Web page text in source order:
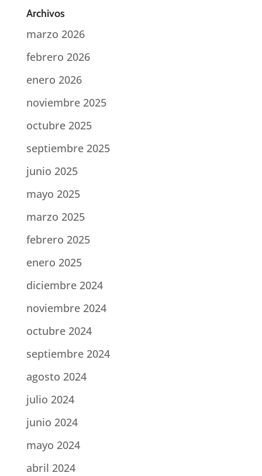
Archivos
marzo 2026
febrero 2026
enero 2026
noviembre 2025
octubre 2025
septiembre 2025
junio 2025
mayo 2025
marzo 2025
febrero 2025
enero 2025
diciembre 2024
noviembre 2024
octubre 2024
septiembre 2024
agosto 2024
julio 2024
junio 2024
mayo 2024
abril 2024